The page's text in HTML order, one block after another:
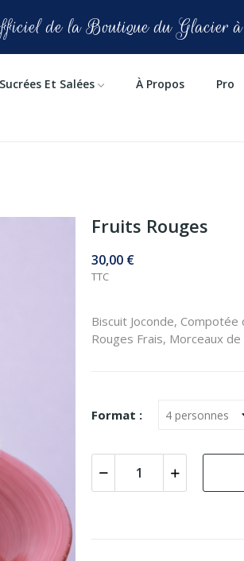
de la Boutique du Glacier
Et Salées À Propos
Pro
Fruits Rouges
30,00 €
TTC
Biscuit Joconde,
Rouges Frais, Morceaux
Format :